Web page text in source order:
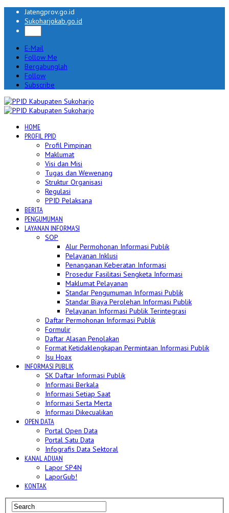
Jatengprov.go.id
Sukoharjokab.go.id
E-Mail
Follow Me
Bergabunglah
Follow
Subscribe
HOME
PROFIL PPID
Profil Pimpinan
Maklumat
Visi dan Misi
Tugas dan Wewenang
Struktur Organisasi
Regulasi
PPID Pelaksana
BERITA
PENGUMUMAN
LAYANAN INFORMASI
SOP
Alur Permohonan Informasi Publik
Pelayanan Inklusi
Penanganan Keberatan Informasi
Prosedur Fasilitasi Sengketa Informasi
Maklumat Pelayanan
Standar Pengumuman Informasi Publik
Standar Biaya Perolehan Informasi Publik
Pelayanan Informasi Publik Terintegrasi
Daftar Permohonan Informasi Publik
Formulir
Daftar Alasan Penolakan
Format Ketidaklengkapan Permintaan Informasi Publik
Isu Hoax
INFORMASI PUBLIK
SK Daftar Informasi Publik
Informasi Berkala
Informasi Setiap Saat
Informasi Serta Merta
Informasi Dikecualikan
OPEN DATA
Portal Open Data
Portal Satu Data
Infografis Data Sektoral
KANAL ADUAN
Lapor SP4N
LaporGub!
KONTAK